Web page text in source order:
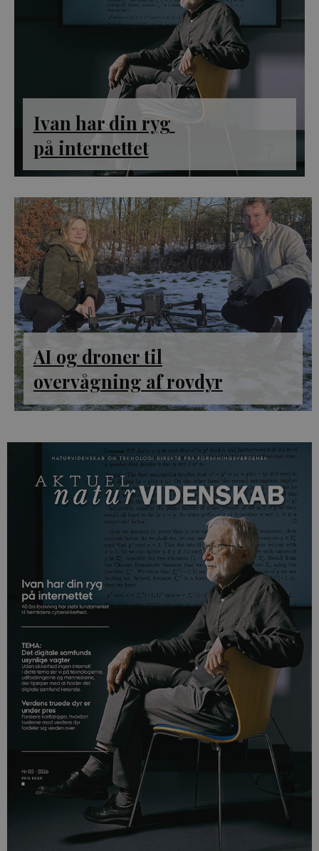
Ivan har din ryg
på internettet
AI og droner til
overvågning af rovdyr